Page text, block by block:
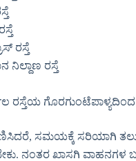
ರಸ್ತೆ
ನಿಲ್ದಾಣ ರಸ್ತೆ
ರಸ್ತೆಯ
ಸಮಯಕ್ಕೆ ಸರಿಯಾಗಿ
ನಂತರ ಖಾಸಗಿ ವಾಹನಗಳ